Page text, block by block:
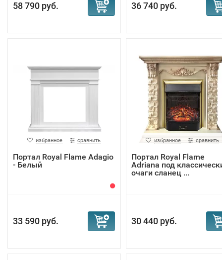
58 790 руб. 36 740 руб.
избранное сравнить
Портал Royal Flame Adagio
- Белый
33 590 руб.
избранное сравнить
Портал Royal Flame
Adriana под
очаги сланец ...
30 440 руб.